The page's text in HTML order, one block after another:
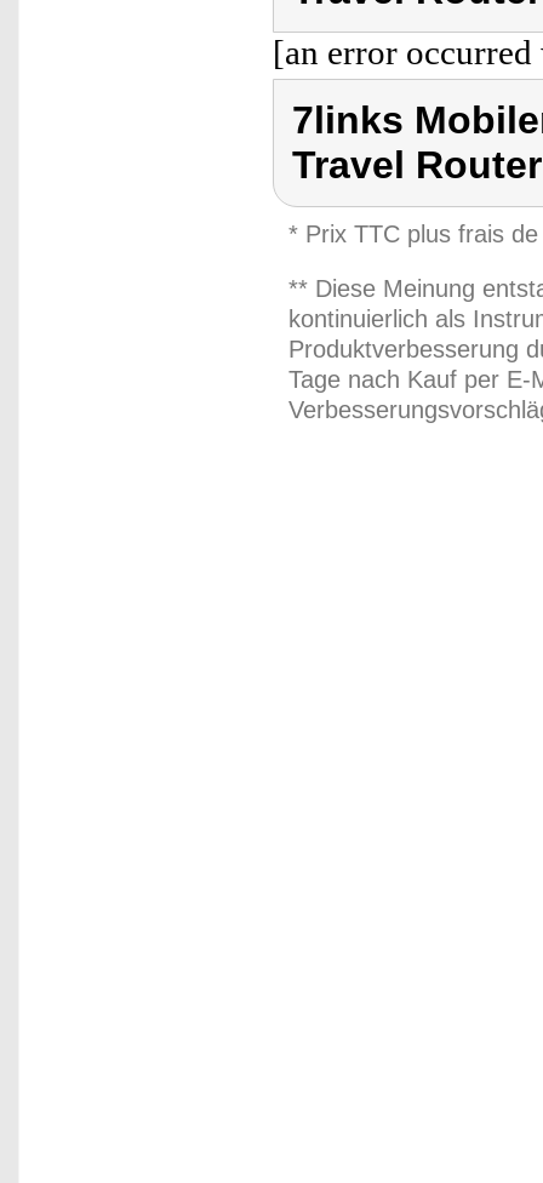
[an error
7links
Travel Router
* Prix TTC plus frais
** Diese Meinung
kontinuierlich als
Produktverbesserung
Tage nach Kauf per E-